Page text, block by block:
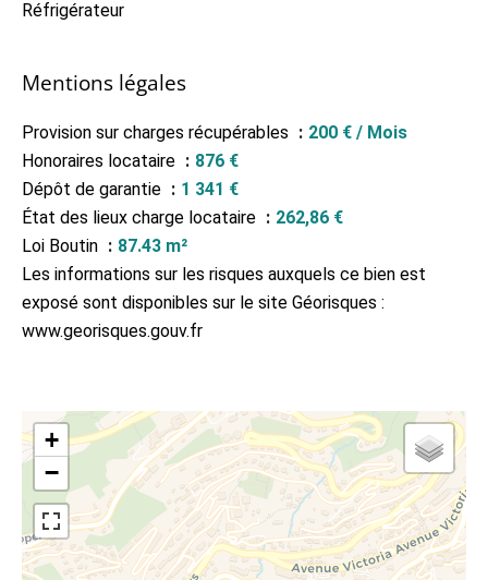
Réfrigérateur
Mentions légales
Provision sur charges récupérables
200 € / Mois
Honoraires locataire
876 €
Dépôt de garantie
1 341 €
État des lieux charge locataire
262,86 €
Loi Boutin
87.43 m²
Les informations sur les risques auxquels ce bien est
exposé sont disponibles sur le site Géorisques :
www.georisques.gouv.fr
+
−